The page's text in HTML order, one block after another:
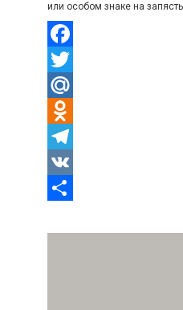
или особом знаке на
Facebook
Twitter
Mail.Ru
Odnoklassniki
Telegram
VK